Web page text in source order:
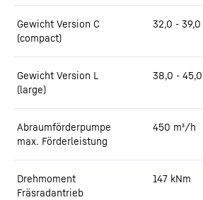
Gewicht Version C
(compact)
32,0 -
Gewicht Version L
(large)
38,0 -
Abraumförderpumpe
max. Förderleistung
450 m³/h
Drehmoment
Fräsradantrieb
147 kNm